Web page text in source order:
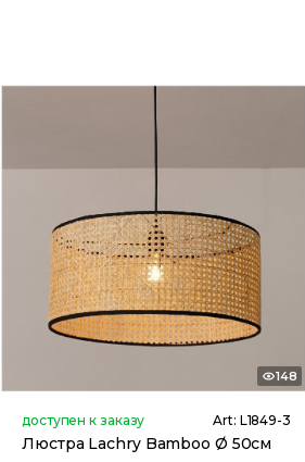
148
доступен к заказу Art: L1849-3
Люстра Lachry Bamboo Ø 50см